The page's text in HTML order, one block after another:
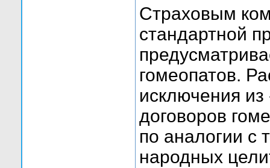
Страховым
стандартной
гомеопатов.
исключения
договоров
по аналогии с
народных